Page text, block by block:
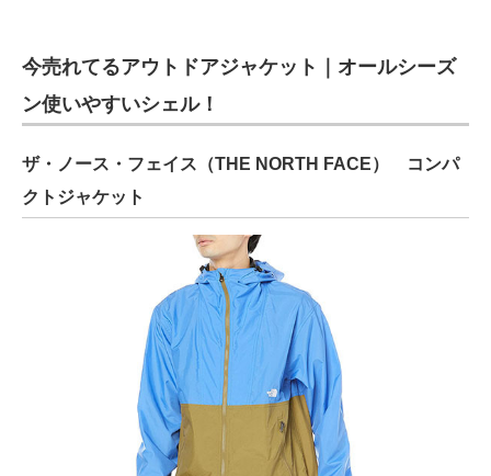
今売れてるアウトドアジャケット｜オールシーズ
ン使いやすいシェル！
ザ・ノース・フェイス（THE NORTH FACE） コンパ
クトジャケット